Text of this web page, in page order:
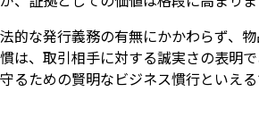
法的な発行義務の有無にかかわらず、
慣は、取引相手に対する誠実さの表明
守るための賢明なビジネス慣行といえる